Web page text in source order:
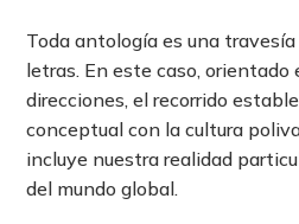
Toda antología es una
letras. En este caso, orientado
direcciones, el recorrido
conceptual con la cultura
incluye nuestra realidad
del mundo global.